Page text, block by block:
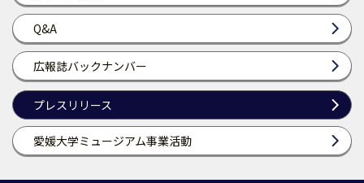
Q&A
広報誌バックナンバー
プレスリリース
愛媛大学ミュージアム事業活動